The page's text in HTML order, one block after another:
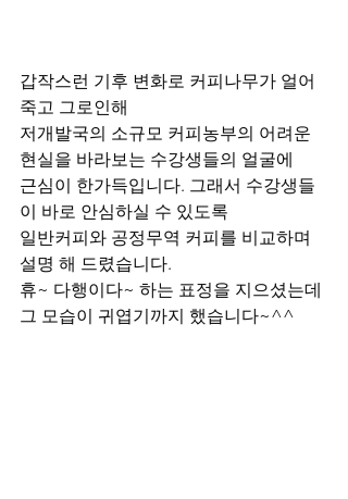
갑작스런 기후 변화로 커피나무가 얼어
죽고 그로인해
저개발국의 소규모 커피농부의 어려운
현실을 바라보는 수강생들의 얼굴에
근심이 한가득입니다. 그래서 수강생들
이 바로 안심하실 수 있도록
일반커피와 공정무역 커피를 비교하며
설명 해 드렸습니다.
휴~ 다행이다~ 하는 표정을 지으셨는데
그 모습이 귀엽기까지 했습니다~^^